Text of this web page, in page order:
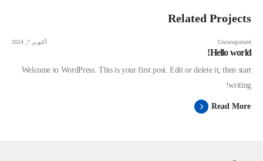
Related Projects
Uncategorized أكتوبر 7, 2024
Hello world!
Welcome to WordPress. This is your first post. Edit or delete it, then start
writing!
Read More